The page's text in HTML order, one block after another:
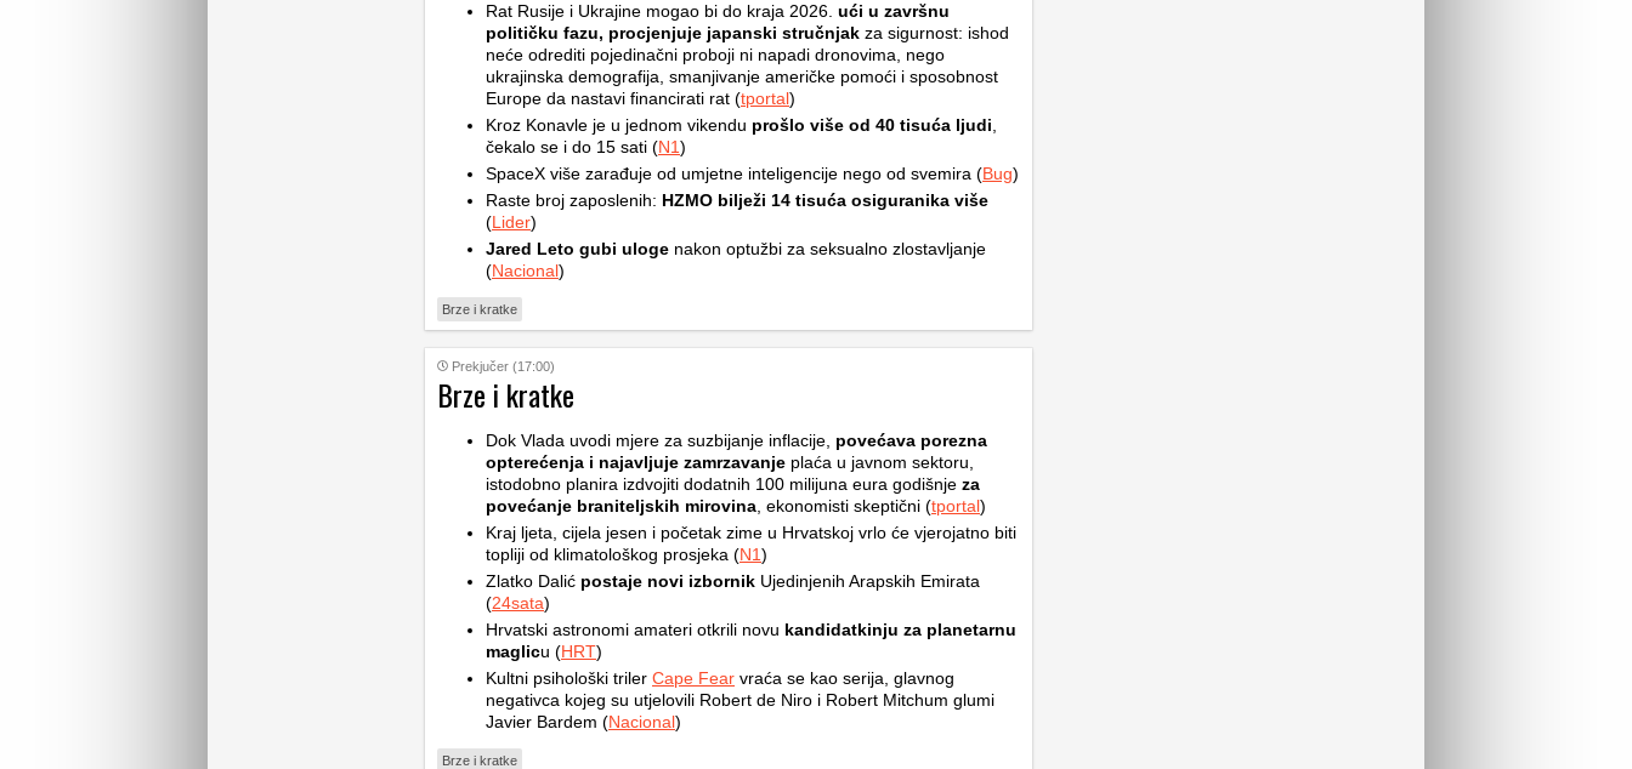
Rat Rusije i Ukrajine mogao bi do kraja 2026. ući u završnu
političku fazu, procjenjuje japanski stručnjak za sigurnost: ishod
neće odrediti pojedinačni proboji ni napadi dronovima, nego
ukrajinska demografija, smanjivanje američke pomoći i sposobnost
Europe da nastavi financirati rat (tportal)
Kroz Konavle je u jednom vikendu prošlo više od 40 tisuća ljudi
čekalo se i do 15 sati (N1)
SpaceX više zarađuje od umjetne inteligencije nego od svemira (Bug)
Raste broj zaposlenih: HZMO bilježi 14 tisuća osiguranika više
(Lider)
Jared Leto gubi uloge nakon optužbi za seksualno zlostavljanje
(Nacional)
Brze i kratke
Prekjučer (17:00)
Brze i kratke
Dok Vlada uvodi mjere za suzbijanje inflacije, povećava porezna
opterećenja i najavljuje zamrzavanje plaća u javnom sektoru,
istodobno planira izdvojiti dodatnih 100 milijuna eura godišnje za
povećanje braniteljskih mirovina , ekonomisti skeptični (tportal)
Kraj ljeta, cijela jesen i početak zime u Hrvatskoj vrlo će vjerojatno biti
topliji od klimatološkog prosjeka (N1)
Zlatko Dalić postaje novi izbornik Ujedinjenih Arapskih Emirata
(24sata)
Hrvatski astronomi amateri otkrili novu kandidatkinju za planetarnu
maglicu (HRT)
Kultni psihološki triler Cape Fear vraća se kao serija, glavnog
negativca kojeg su utjelovili Robert de Niro i Robert Mitchum glumi
Javier Bardem (Nacional)
Brze i kratke